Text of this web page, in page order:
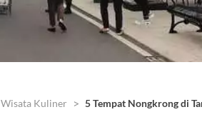
Wisata Kuliner 5 Tempat Nongkrong di